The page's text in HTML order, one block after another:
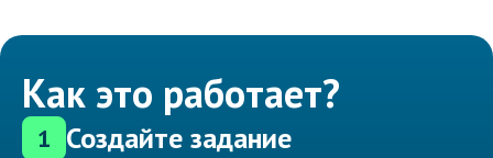
Как это работает?
1 Создайте задание